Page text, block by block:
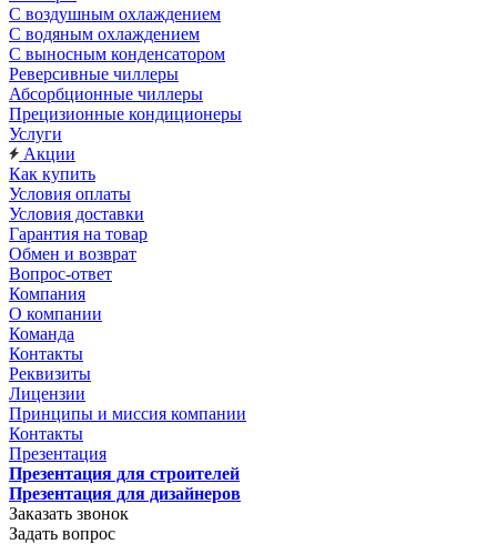
С воздушным охлаждением
С водяным охлаждением
С выносным конденсатором
Реверсивные чиллеры
Абсорбционные чиллеры
Прецизионные кондиционеры
Услуги
Акции
Как купить
Условия оплаты
Условия доставки
Гарантия на товар
Обмен и возврат
Вопрос-ответ
Компания
О компании
Команда
Контакты
Реквизиты
Лицензии
Принципы и миссия компании
Контакты
Презентация
Презентация для строителей
Презентация для дизайнеров
Заказать звонок
Задать вопрос